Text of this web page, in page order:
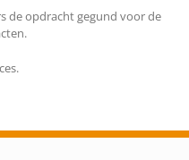
de opdracht gegund voor de